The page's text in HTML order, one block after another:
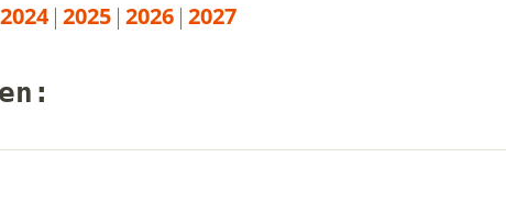
2024 2025 2026 2027